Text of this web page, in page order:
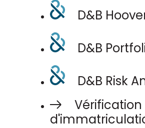
D&B
D&B
D&B Risk
Vérification